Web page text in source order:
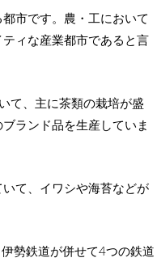
市です。農・工において
ィな産業都市であると言
て、主に茶類の栽培が盛
ランド品を生産していま
て、イワシや海苔などが
勢鉄道が併せて4つの鉄道